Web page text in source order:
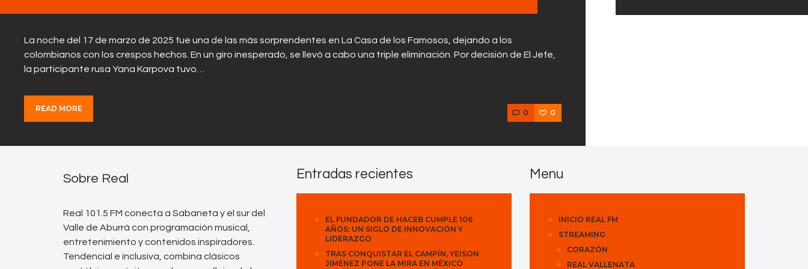
Contactos
La noche del 17 de marzo de 2025 fue una de las más sorprendentes en La Casa de los Famosos, dejando a los
colombianos con los crespos hechos. En un giro inesperado, se llevó a cabo una triple eliminación. Por decisión de El Jefe,
la participante rusa Yana Karpova tuvo…
READ MORE 0 0
Sobre Real
Real 101.5 FM conecta a Sabaneta y el sur del
Valle de Aburrá con programación musical,
entretenimiento y contenidos inspiradores.
Tendencial e inclusiva, combina clásicos
Entradas recientes
EL FUNDADOR DE HACEB CUMPLE 106
AÑOS: UN SIGLO DE INNOVACIÓN Y
LIDERAZGO
TRAS CONQUISTAR EL CAMPÍN, YEISON
JIMÉNEZ PONE LA MIRA EN MÉXICO
Menu
INICIO REAL FM
STREAMING
CORAZÓN
REAL VALLENATA